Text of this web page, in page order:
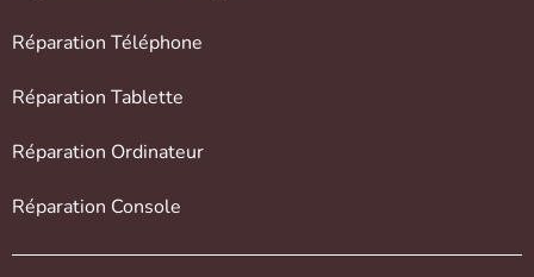
Réparation Téléphone
Réparation Tablette
Réparation Ordinateur
Réparation Console